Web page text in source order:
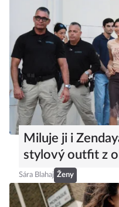
Miluje ji i
stylový outfit z
Sára Blahaj Ženy